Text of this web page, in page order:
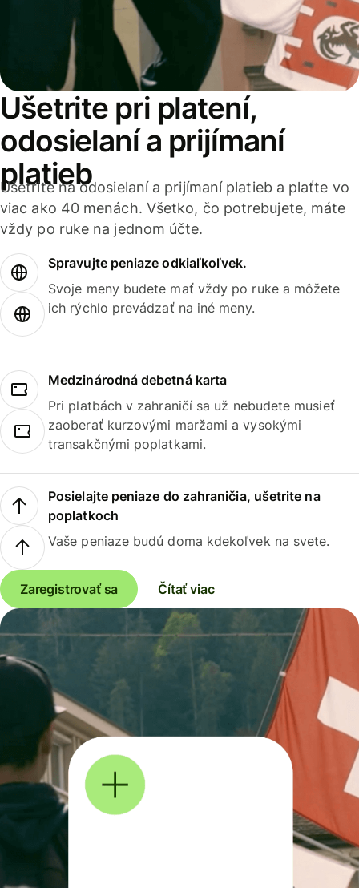
Ušetrite pri platení,
odosielaní a prijímaní
platieb
Ušetrite na odosielaní a prijímaní platieb a plaťte vo
viac ako 40 menách. Všetko, čo potrebujete, máte
vždy po ruke na jednom účte.
Spravujte peniaze odkiaľkoľvek.
Svoje meny budete mať vždy po ruke a môžete
ich rýchlo prevádzať na iné meny.
Medzinárodná debetná karta
Pri platbách v zahraničí sa už nebudete musieť
zaoberať kurzovými maržami a vysokými
transakčnými poplatkami.
Posielajte peniaze do zahraničia, ušetrite na
poplatkoch
Vaše peniaze budú doma kdekoľvek na svete.
Zaregistrovať sa Čítať viac